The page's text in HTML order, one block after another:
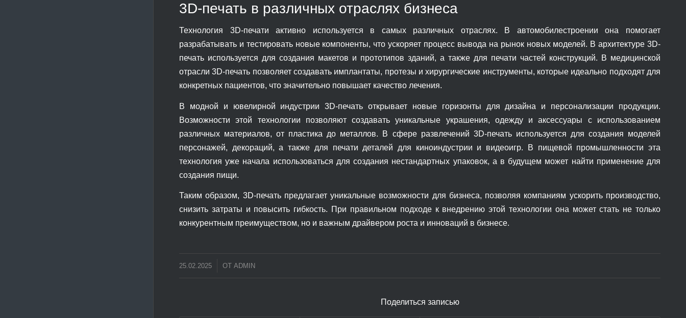
3D-печать в различных отраслях бизнеса
Технология 3D-печати активно используется в самых различных отраслях. В автомобилестроении она помогает
разрабатывать и тестировать новые компоненты, что ускоряет процесс вывода на рынок новых моделей. В архитектуре 3D-
печать используется для создания макетов и прототипов зданий, а также для печати частей конструкций. В медицинской
отрасли 3D-печать позволяет создавать имплантаты, протезы и хирургические инструменты, которые идеально подходят для
конкретных пациентов, что значительно повышает качество лечения.
В модной и ювелирной индустрии 3D-печать открывает новые горизонты для дизайна и персонализации продукции.
Возможности этой технологии позволяют создавать уникальные украшения, одежду и аксессуары с использованием
различных материалов, от пластика до металлов. В сфере развлечений 3D-печать используется для создания моделей
персонажей, декораций, а также для печати деталей для киноиндустрии и видеоигр. В пищевой промышленности эта
технология уже начала использоваться для создания нестандартных упаковок, а в будущем может найти применение для
создания пищи.
Таким образом, 3D-печать предлагает уникальные возможности для бизнеса, позволяя компаниям ускорить производство,
снизить затраты и повысить гибкость. При правильном подходе к внедрению этой технологии она может стать не только
конкурентным преимуществом, но и важным драйвером роста и инноваций в бизнесе.
25.02.2025 ОТ ADMIN
Поделиться записью